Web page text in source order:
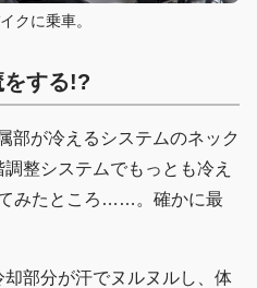
クに乗車。
をする!?
部が冷えるシステムのネック
整システムでもっとも冷え
みたところ……。確かに最
部分が汗でヌルヌルし、体